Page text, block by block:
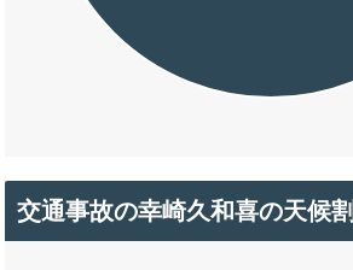
交通事故の幸崎久和喜の天候